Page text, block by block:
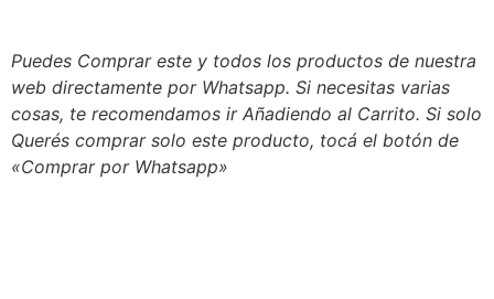
Puedes Comprar este y todos los productos de nuestra
web directamente por Whatsapp. Si necesitas varias
cosas, te recomendamos ir Añadiendo al Carrito. Si solo
Querés comprar solo este producto, tocá el botón de
«Comprar por Whatsapp»